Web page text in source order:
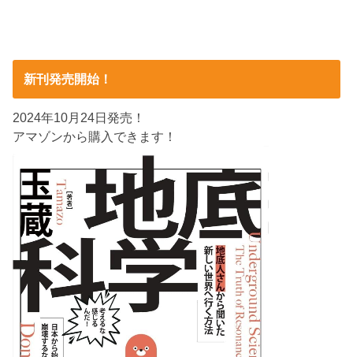
新刊発売開始！
2024年10月24日発売！
アマゾンから購入できます！